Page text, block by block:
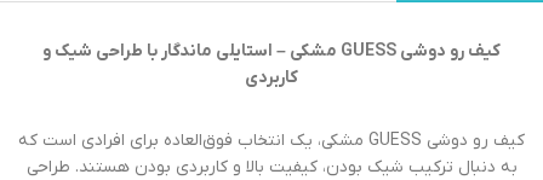
کیف رو دوشی GUESS مشکی – استایلی ماندگار با طراحی شیک و
کاربردی
کیف رو دوشی GUESS مشکی، یک انتخاب فوق‌العاده برای افرادی است که
به دنبال ترکیب شیک بودن، کیفیت بالا و کاربردی بودن هستند. طراحی